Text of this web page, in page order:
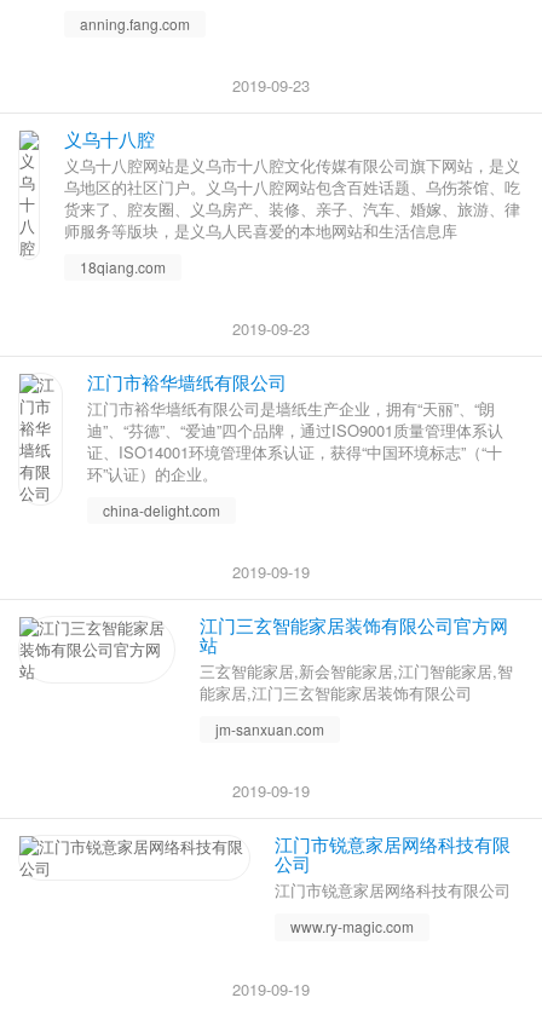
anning.fang.com
2019-09-23
义乌十八腔
义乌十八腔网站是义乌市十八腔文化传媒有限公司旗下网站，是义
乌地区的社区门户。义乌十八腔网站包含百姓话题、乌伤茶馆、吃
货来了、腔友圈、义乌房产、装修、亲子、汽车、婚嫁、旅游、律
师服务等版块，是义乌人民喜爱的本地网站和生活信息库
18qiang.com
2019-09-23
江门市裕华墙纸有限公司
江门市裕华墙纸有限公司是墙纸生产企业，拥有“天丽”、“朗
迪”、“芬德”、“爱迪”四个品牌，通过ISO9001质量管理体系认
证、ISO14001环境管理体系认证，获得“中国环境标志”（“十
环”认证）的企业。
china-delight.com
2019-09-19
江门三玄智能家居装饰有限公司官方网
站
三玄智能家居,新会智能家居,江门智能家居,智
能家居,江门三玄智能家居装饰有限公司
jm-sanxuan.com
2019-09-19
江门市锐意家居网络科技有限
公司
江门市锐意家居网络科技有限公司
www.ry-magic.com
2019-09-19